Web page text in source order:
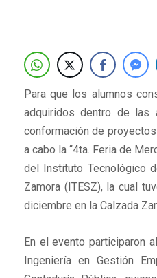
Para que los alumnos
adquiridos dentro de
conformación de
a cabo la “4ta. Feria de
del Instituto Tecnológico
Zamora (ITESZ), la cual
diciembre en la Calzada
En el evento participaron
Ingeniería en Gestión